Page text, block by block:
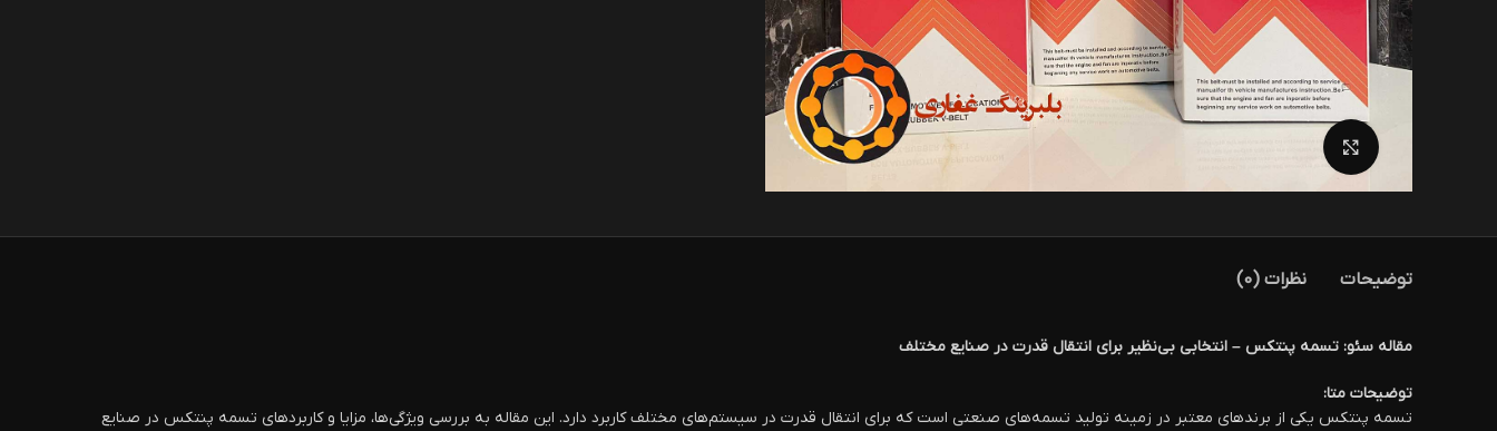
توضیحات نظرات (0)
مقاله سئو: تسمه پنتکس – انتخابی بی‌نظیر برای انتقال قدرت در صنایع مختلف
توضیحات متا:
تسمه پنتکس یکی از برندهای معتبر در زمینه تولید تسمه‌های صنعتی است که برای انتقال قدرت در سیستم‌های مختلف کاربرد دارد. این مقاله به بررسی ویژگی‌ها، مزایا و کاربردهای تسمه پنتکس در صنایع